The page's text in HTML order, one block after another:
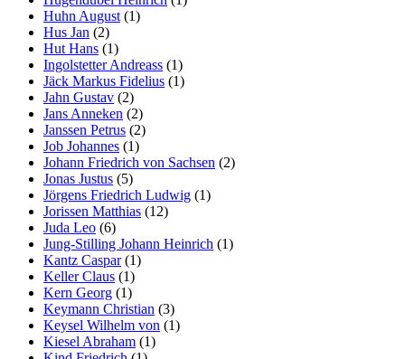
Huhn August (1)
Hus Jan (2)
Hut Hans (1)
Ingolstetter Andreass (1)
Jäck Markus Fidelius (1)
Jahn Gustav (2)
Jans Anneken (2)
Janssen Petrus (2)
Job Johannes (1)
Johann Friedrich von Sachsen (2)
Jonas Justus (5)
Jörgens Friedrich Ludwig (1)
Jorissen Matthias (12)
Juda Leo (6)
Jung-Stilling Johann Heinrich (1)
Kantz Caspar(1)
Keller Claus (1)
Kern Georg (1)
Keymann Christian (3)
Keysel Wilhelm von (1)
Kiesel Abraham (1)